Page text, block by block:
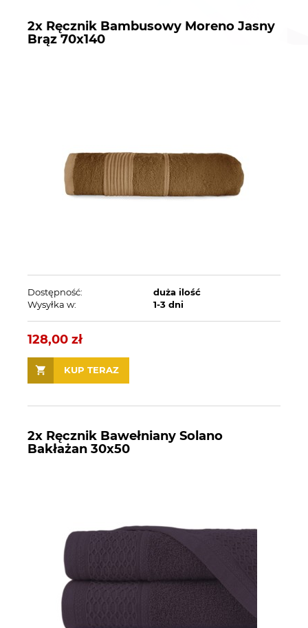
2x Ręcznik Bambusowy Moreno Jasny
Brąz 70x140
Dostępność:
duża ilość
Wysyłka w:
1-3 dni
128,00 zł
KUP TERAZ
2x Ręcznik Bawełniany Solano
Bakłażan 30x50